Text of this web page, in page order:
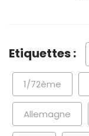
Etiquettes :
1/72ème
Allemagne